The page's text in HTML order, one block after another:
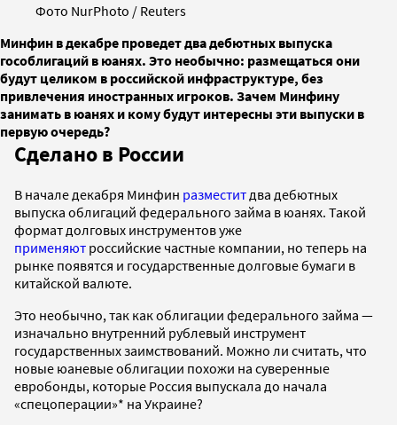
Фото NurPhoto / Reuters
Минфин в декабре проведет два дебютных выпуска
гособлигаций в юанях. Это необычно: размещаться они
будут целиком в российской инфраструктуре, без
привлечения иностранных игроков. Зачем Минфину
занимать в юанях и кому будут интересны эти выпуски в
первую очередь?
Сделано в России
В начале декабря Минфин разместит два дебютных
выпуска облигаций федерального займа в юанях. Такой
формат долговых инструментов уже
применяют российские частные компании, но теперь на
рынке появятся и государственные долговые бумаги в
китайской валюте.
Это необычно, так как облигации федерального займа —
изначально внутренний рублевый инструмент
государственных заимствований. Можно ли считать, что
новые юаневые облигации похожи на суверенные
евробонды, которые Россия выпускала до начала
«спецоперации»* на Украине?